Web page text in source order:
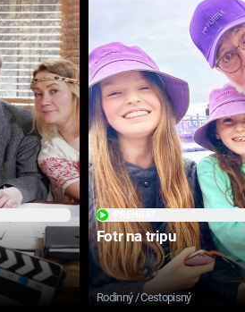
Fotr na tripu
Rodinný / Cestopisný